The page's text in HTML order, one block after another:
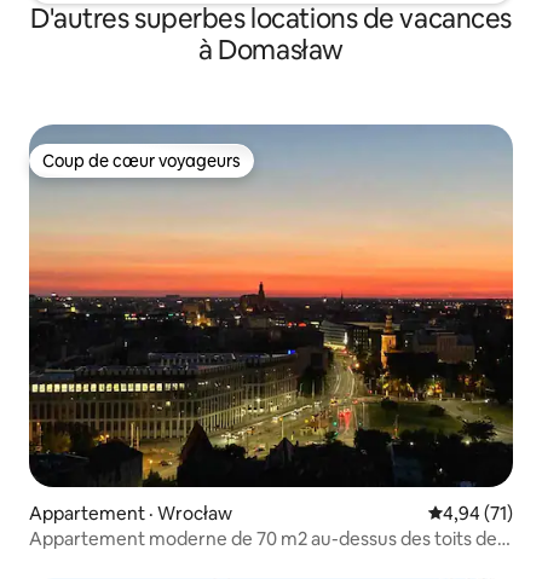
D'autres superbes locations de vacances
à Domasław
Coup de cœur voyageurs
Coup de cœur voyageurs
Appartement · Wrocław Note
4,94 (71)
Appartement moderne de 70 m2 au-dessus des toits de